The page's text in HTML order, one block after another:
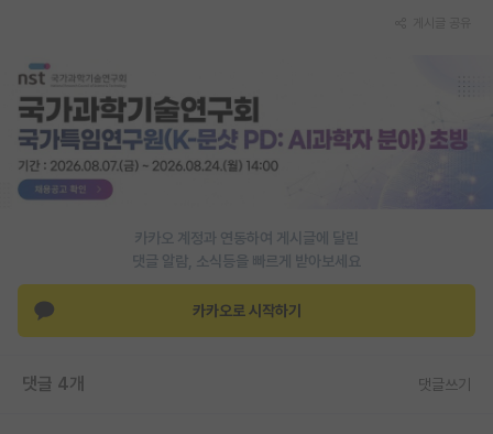
카카오 계정과 연동하여 게시글에 달린
댓글 알람, 소식등을 빠르게 받아보세요
카카오로 시작하기
댓글 4개 댓글쓰기